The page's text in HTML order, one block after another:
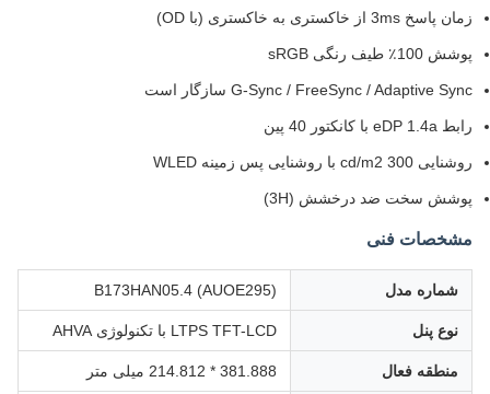
زمان پاسخ 3ms از خاکستری به خاکستری (با OD)
پوشش 100٪ طیف رنگی sRGB
G-Sync / FreeSync / Adaptive Sync سازگار است
رابط eDP 1.4a با کانکتور 40 پین
روشنایی 300 cd/m2 با روشنایی پس زمینه WLED
پوشش سخت ضد درخشش (3H)
مشخصات فنی
شماره مدل B173HAN05.4 (AUOE295)
نوع پنل LTPS TFT-LCD با تکنولوژی AHVA
منطقه فعال 381.888 * 214.812 میلی متر